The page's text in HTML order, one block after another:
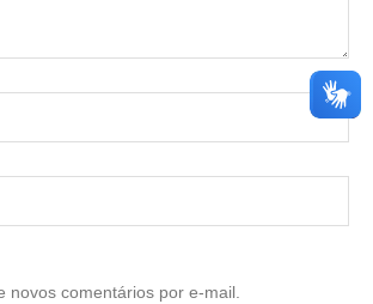
novos comentários por e-mail.